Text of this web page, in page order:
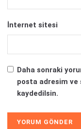
İnternet sitesi
Daha sonraki
posta adresim ve
kaydedilsin.